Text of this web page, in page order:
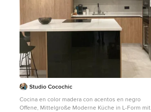
Studio Cocochic
Cocina en color madera con acentos en negro
Offene, Mittelgroße Moderne Küche in L-Form mit